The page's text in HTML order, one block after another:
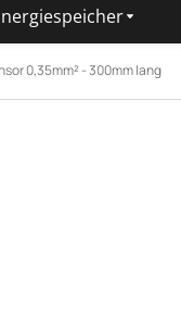
0,35mm² - 300mm lang